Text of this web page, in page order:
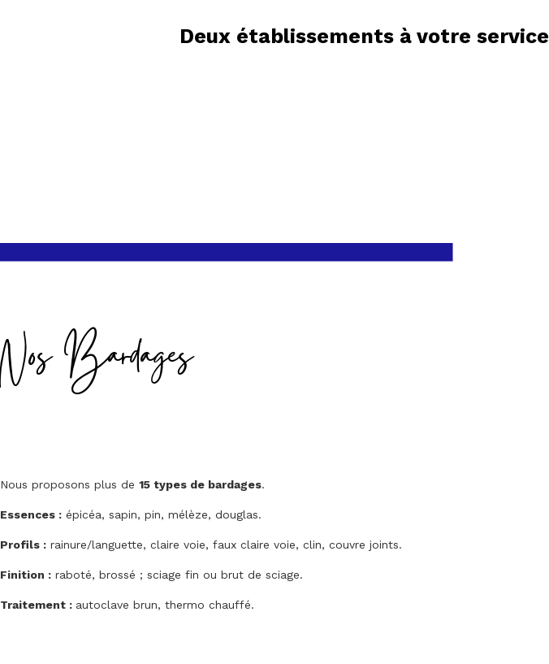
Deux établissements à votre service
Nos Bardages
Nous proposons plus de 15 types de bardages.
Essences : épicéa, sapin, pin, mélèze, douglas.
Profils : rainure/languette, claire voie, faux claire voie, clin, couvre joints.
Finition : raboté, brossé ; sciage fin ou brut de sciage.
Traitement : autoclave brun, thermo chauffé.